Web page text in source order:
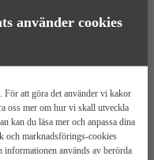
använder cookies
att göra det använder vi kakor
oss mer om hur vi skall utveckla
kan du läsa mer och anpassa dina
och marknadsförings-cookies
används av berörda